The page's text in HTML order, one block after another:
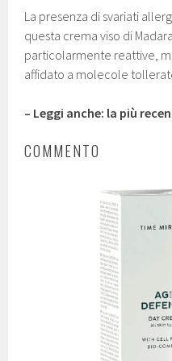
La presenza di svariati
questa crema viso di
particolarmente reattive,
affidato a molecole
– Leggi anche: la più
COMMENTO